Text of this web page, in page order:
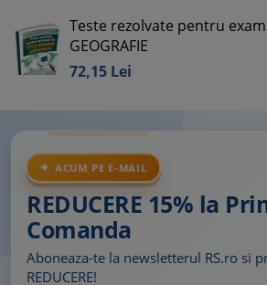
Teste rezolvate pentru
GEOGRAFIE
72,15 Lei
ACUM PE E-MAIL
REDUCERE 15% la
Comanda
Aboneaza-te la newsletterul RS.ro si
REDUCERE!